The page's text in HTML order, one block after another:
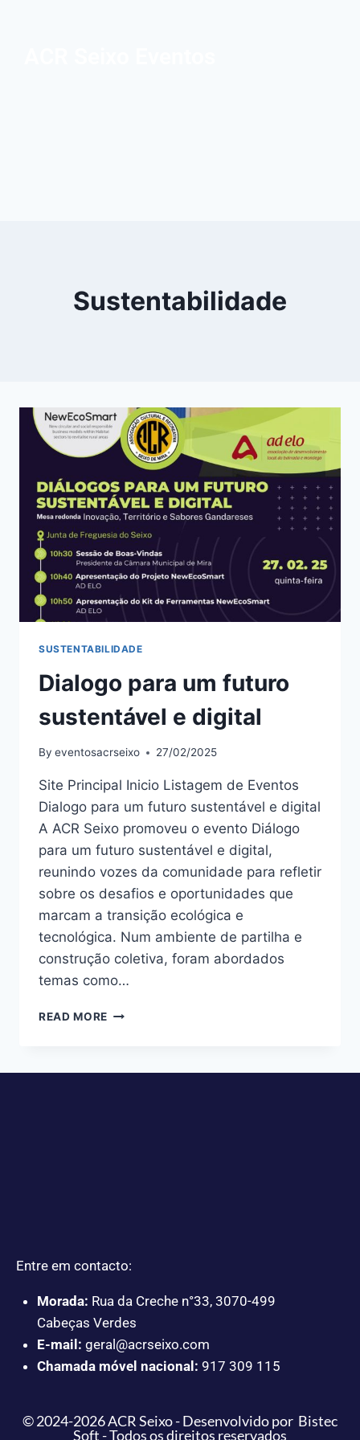
Sustentabilidade
SUSTENTABILIDADE
Dialogo para um futuro
sustentável e digital
By eventosacrseixo 27/02/2025
Site Principal Inicio Listagem de Eventos
Dialogo para um futuro sustentável e digital
A ACR Seixo promoveu o evento Diálogo
para um futuro sustentável e digital,
reunindo vozes da comunidade para refletir
sobre os desafios e oportunidades que
marcam a transição ecológica e
tecnológica. Num ambiente de partilha e
construção coletiva, foram abordados
temas como…
READ MORE
Entre em contacto:
Morada: Rua da Creche n°33, 3070-499
Cabeças Verdes
E-mail: geral@acrseixo.com
Chamada móvel nacional: 917 309 115
© 2024-2026 ACR Seixo - Desenvolvido por Bistec
Soft - Todos os direitos reservados